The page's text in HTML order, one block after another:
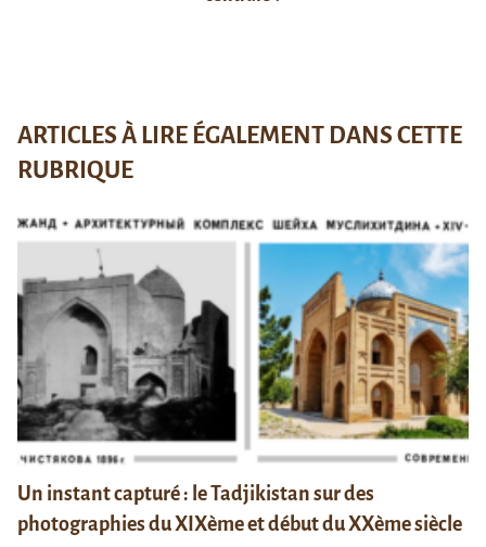
ARTICLES À LIRE ÉGALEMENT DANS CETTE
RUBRIQUE
Un instant capturé : le Tadjikistan sur des
photographies du XIXème et début du XXème siècle